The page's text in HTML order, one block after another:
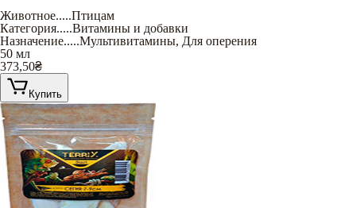
Животное.....Птицам
Категория.....Витамины и добавки
Назначение.....Мультивитамины, Для оперения
50 мл
373,50₴
Купить